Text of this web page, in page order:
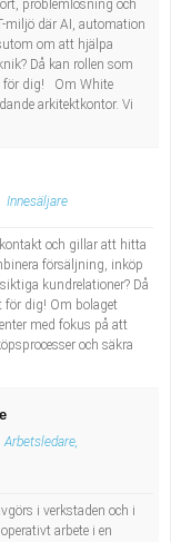
problemlösning och
miljö där AI, automation
om att hjälpa
Då kan rollen som
för dig! Om White
arkitektkontor. Vi
Innesäljare
och gillar att hitta
försäljning, inköp
kundrelationer? Då
för dig! Om bolaget
med fokus på att
och säkra
Arbetsledare,
i verkstaden och i
arbete i en